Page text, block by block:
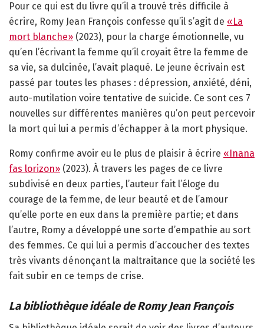
Pour ce qui est du livre qu’il a trouvé très difficile à
écrire, Romy Jean François confesse qu’il s’agit de «La
mort blanche» (2023), pour la charge émotionnelle, vu
qu’en l’écrivant la femme qu’il croyait être la femme de
sa vie, sa dulcinée, l’avait plaqué. Le jeune écrivain est
passé par toutes les phases : dépression, anxiété, déni,
auto-mutilation voire tentative de suicide. Ce sont ces 7
nouvelles sur différentes manières qu’on peut percevoir
la mort qui lui a permis d’échapper à la mort physique.
Romy confirme avoir eu le plus de plaisir à écrire «Inana
fas lorizon» (2023). À travers les pages de ce livre
subdivisé en deux parties, l’auteur fait l’éloge du
courage de la femme, de leur beauté et de l’amour
qu’elle porte en eux dans la première partie; et dans
l’autre, Romy a développé une sorte d’empathie au sort
des femmes. Ce qui lui a permis d’accoucher des textes
très vivants dénonçant la maltraitance que la société les
fait subir en ce temps de crise.
La bibliothèque idéale de Romy Jean François